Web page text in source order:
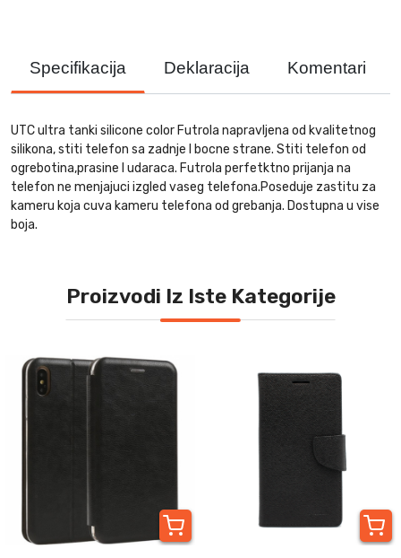
Specifikacija Deklaracija Komentari
UTC ultra tanki silicone color Futrola napravljena od kvalitetnog
silikona, stiti telefon sa zadnje I bocne strane. Stiti telefon od
ogrebotina,prasine I udaraca. Futrola perfetktno prijanja na
telefon ne menjajuci izgled vaseg telefona.Poseduje zastitu za
kameru koja cuva kameru telefona od grebanja. Dostupna u vise
boja.
Proizvodi Iz Iste Kategorije